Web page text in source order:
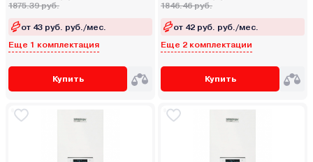
1875.39 руб.
от 43 руб. руб./мес.
Еще 1 комплектация
Купить
1846.46 руб.
от 42 руб. руб./мес.
Еще 2 комплектации
Купить